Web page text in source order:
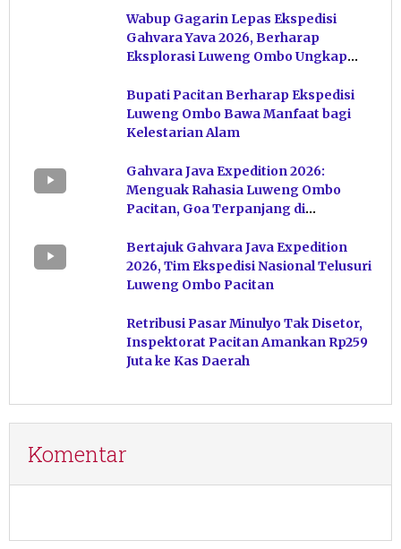
Wabup Gagarin Lepas Ekspedisi
Gahvara Yava 2026, Berharap
Eksplorasi Luweng Ombo Ungkap
Bupati Pacitan Berharap Ekspedisi
Luweng Ombo Bawa Manfaat bagi
Kelestarian Alam
Gahvara Java Expedition 2026:
Menguak Rahasia Luweng Ombo
Pacitan, Goa Terpanjang di
Bertajuk Gahvara Java Expedition
2026, Tim Ekspedisi Nasional Telusuri
Luweng Ombo Pacitan
Retribusi Pasar Minulyo Tak Disetor,
Inspektorat Pacitan Amankan Rp259
Juta ke Kas Daerah
Komentar